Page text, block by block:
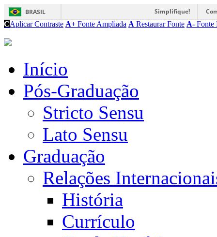
BRASIL Simplifique!
CAplicar Contraste A+ Fonte Ampliada A Restaurar Fonte A- Fonte
Início
Pós-Graduação
Stricto Sensu
Lato Sensu
Graduação
Relações
História
Currículo